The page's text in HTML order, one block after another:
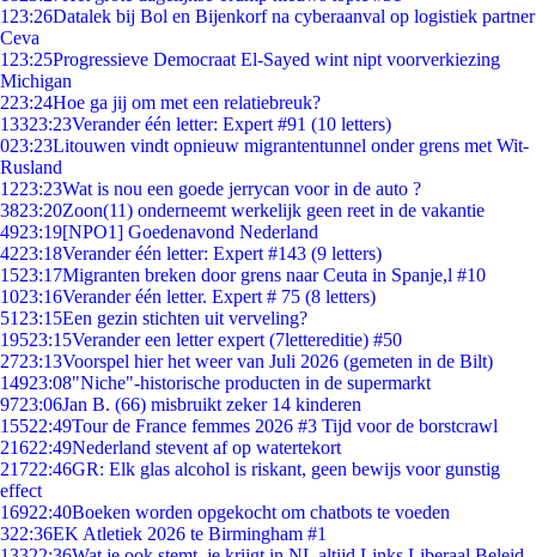
1 23:26Datalek bij Bol en Bijenkorf na cyberaanval op logistiek partner
Ceva
1 23:25Progressieve Democraat El-Sayed wint nipt voorverkiezing
Michigan
223:24Hoe ga jij om met een relatiebreuk?
13323:23Verander één letter: Expert #91 (10 letters)
023:23Litouwen vindt opnieuw migrantentunnel onder grens met Wit-
Rusland
1223:23Wat is nou een goede jerrycan voor in de auto ?
3823:20Zoon(11) onderneemt werkelijk geen reet in de vakantie
4923:19[NPO1] Goedenavond Nederland
4223:18Verander één letter: Expert #143 (9 letters)
1523:17Migranten breken door grens naar Ceuta in Spanje,l #10
1023:16Verander één letter. Expert # 75 (8 letters)
51 23:15Een gezin stichten uit verveling?
19523:15Verander een letter expert (7lettereditie) #50
2723:13Voorspel hier het weer van Juli 2026 (gemeten in de Bilt)
14923:08"Niche"-historische producten in de supermarkt
9723:06Jan B. (66) misbruikt zeker 14 kinderen
15522:49Tour de France femmes 2026 #3 Tijd voor de borstcrawl
21622:49Nederland stevent af op watertekort
21722:46GR: Elk glas alcohol is riskant, geen bewijs voor gunstig
effect
16922:40Boeken worden opgekocht om chatbots te voeden
322:36EK Atletiek 2026 te Birmingham #1